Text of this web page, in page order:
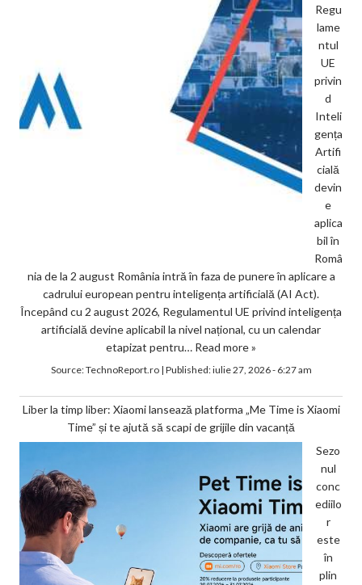
Regu
lame
ntul
UE
privin
d
Inteli
gența
Artifi
cială
devin
e
aplica
bil în
Româ
nia de la 2 august România intră în faza de punere în aplicare a
cadrului european pentru inteligența artificială (AI Act).
Începând cu 2 august 2026, Regulamentul UE privind inteligența
artificială devine aplicabil la nivel național, cu un calendar
etapizat pentru… Read more »
Source:TechnoReport.ro| Published:iulie 27, 2026 - 6:27 am
Liber la timp liber: Xiaomi lansează platforma „Me Time is Xiaomi
Time” și te ajută să scapi de grijile din vacanță
Sezo
nul
conc
ediilo
r
este
în
plin